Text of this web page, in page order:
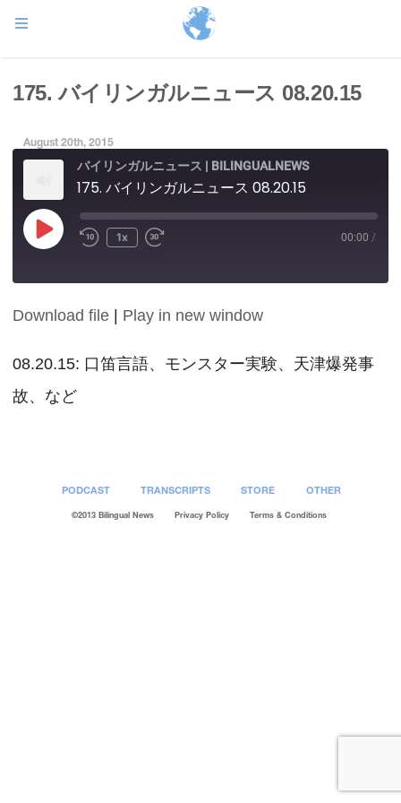
175. バイリンガルニュース 08.20.15
August 20th, 2015
バイリンガルニュース | BILINGUALNEWS
175. バイリンガルニュース 08.20.15
Play
Episode
1x 00:00 /
SHARE
LINK
EMBED
Download file Play in new window
08.20.15: 口笛言語、モンスター実験、天津爆発事
故、など
PODCAST TRANSCRIPTS STORE OTHER
©2013 Bilingual News Privacy Policy Terms & Conditions